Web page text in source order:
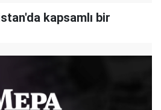
kapsamlı bir